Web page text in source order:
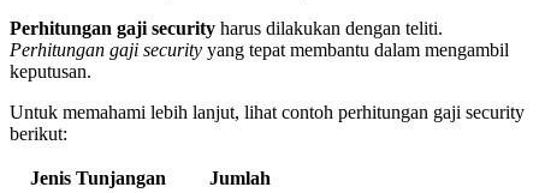
Perhitungan gaji security harus dilakukan dengan teliti.
Perhitungan gaji security yang tepat membantu dalam mengambil
keputusan.
Untuk memahami lebih lanjut, lihat contoh perhitungan gaji security
berikut:
Jenis Tunjangan
Jumlah